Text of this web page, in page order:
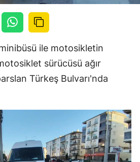
ile motosikletin
sürücüsü ağır
Türkeş Bulvarı'nda